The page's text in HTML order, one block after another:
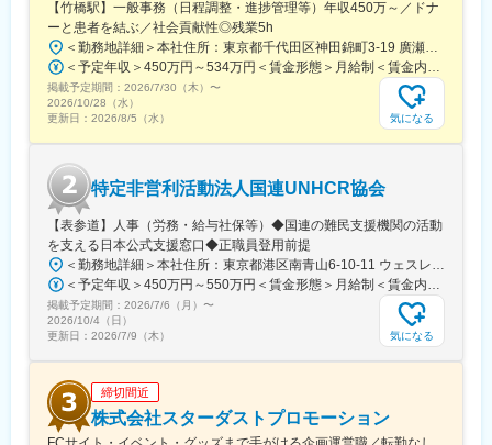
■配属組織
各部門において中途入社者も多数在籍しており、金融・不動産・
公務員など多様なバックグラウンドのメンバーが活躍していま
す。チームで連携しながらプロジェクトを推進する風土です。
える中核企業です。SA・PA事業や不動産開発など多角的な事業展
開を進めており、インフラ企業でありながら新たな価値創出にも
挑戦しています。将来的には幹部候補として、事業全体をリード
する人材への成長を期待しています。
変更の範囲：会社の定める業務
【竹橋駅】一般事務（日程調整・進捗管理等）年収450万～／ドナ
ーと患者を結ぶ／社会貢献性◎残業5h
＜勤務地詳細＞本社住所：東京都千代田区神田錦町3-19 廣瀬第2ビル7F勤務地最寄駅：東京メトロ東西線／竹橋駅受動喫煙対策：屋内全面禁煙変更の範囲：会社の定める事業所
＜予定年収＞450万円～534万円＜賃金形態＞月給制＜賃金内訳＞月額（基本給）：225,600円～268,300円その他固定手当/月：45,120円～53,660円＜月給＞270,720円～321,960円＜昇給有無＞有＜残業手当＞有＜給与補足＞■賞与実績:年2回(2025年度実績4.6カ月分)■諸手当：通勤手当（会社規定に基づき支給）、残業手当（残業時間に応じて別途支給）賃金はあくまでも目安の金額であり、選考を通じて上下する可能性があります。月給(月額)は固定手当を含めた表記です。
掲載予定期間： 2026/7/30（木） 〜
2026/10/28（水）
更新日： 2026/8/5（水） 気になる
特定非営利活動法人国連UNHCR協会
【表参道】人事（労務・給与社保等）◆国連の難民支援機関の活動
を支える日本公式支援窓口◆正職員登用前提
＜勤務地詳細＞本社住所：東京都港区南青山6-10-11 ウェスレーセンター3F勤務地最寄駅：地下鉄各線／表参道駅受動喫煙対策：屋内全面禁煙変更の範囲：会社の定める事業所（リモートワーク含む）
＜予定年収＞450万円～550万円＜賃金形態＞月給制＜賃金内訳＞月額（基本給）：340,000円～420,000円＜月給＞340,000円～420,000円＜昇給有無＞有＜残業手当＞有＜給与補足＞※能力・経験によって決定します。■賞与あり（業績評価に応じて支給）賃金はあくまでも目安の金額であり、選考を通じて上下する可能性があります。月給(月額)は固定手当を含めた表記です。
掲載予定期間： 2026/7/6（月） 〜
2026/10/4（日）
更新日： 2026/7/9（木） 気になる
締切間近
株式会社スターダストプロモーション